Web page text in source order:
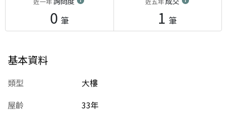
0 筆 1 筆
基本資料
類型
大樓
屋齡
33年